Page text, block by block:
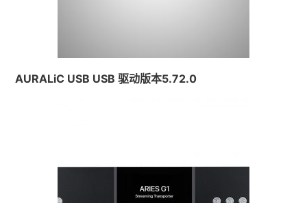
AURALiC USB USB 驱动版本5.72.0